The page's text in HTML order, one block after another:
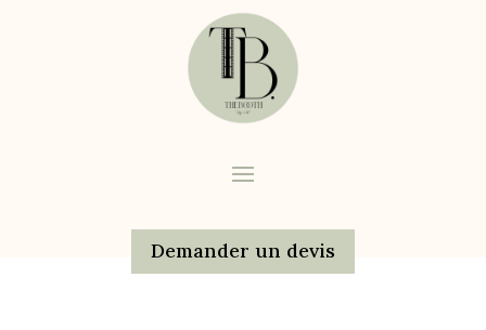
Demander un devis